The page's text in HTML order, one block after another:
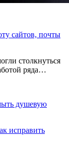
сайтов, почты
столкнуться
ряда…
душевую
исправить